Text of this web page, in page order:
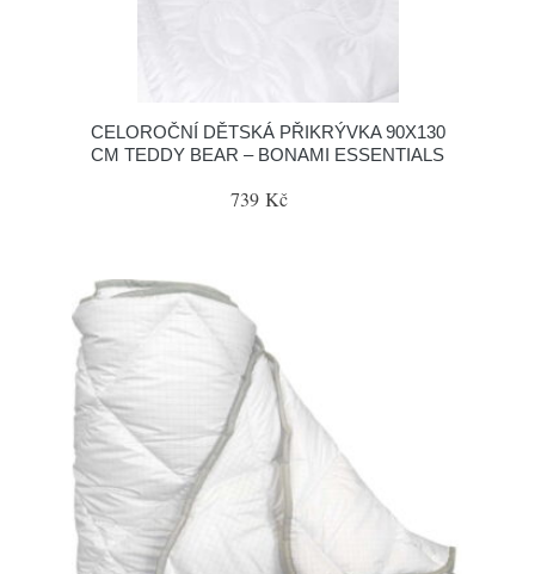
CELOROČNÍ DĚTSKÁ PŘIKRÝVKA 90X130
CM TEDDY BEAR – BONAMI ESSENTIALS
739 Kč